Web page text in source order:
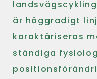
är höggradigt
karaktäriseras
ständiga